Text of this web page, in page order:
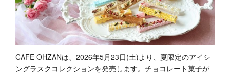
CAFE OHZANは、2026年5月23日(土)より、夏限定のアイシ
ングラスクコレクションを発売します。チョコレート菓子が